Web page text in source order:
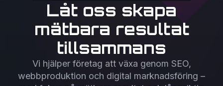
Låt oss skapa
mätbara resultat
tillsammans
Vi hjälper företag att växa genom SEO,
webbproduktion och digital marknadsföring –